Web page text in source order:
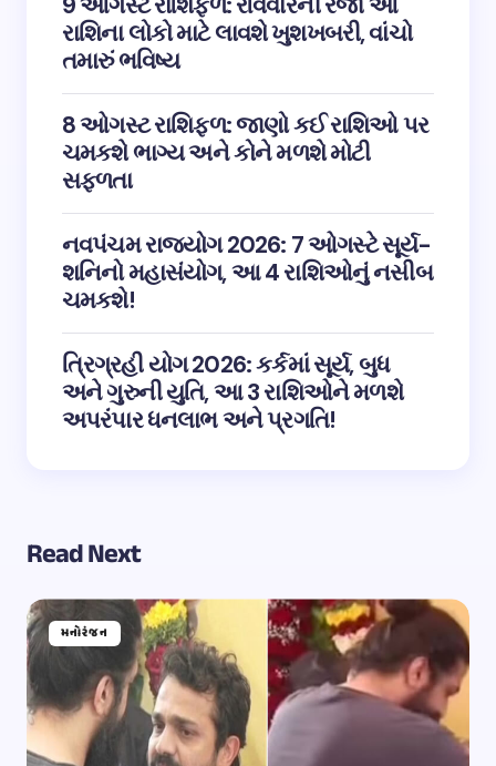
રાશિના લોકો માટે લાવશે ખુશખબરી, વાંચો
તમારું ભવિષ્ય
8 ઓગસ્ટ રાશિફળ: જાણો કઈ રાશિઓ પર
ચમકશે ભાગ્ય અને કોને મળશે મોટી
સફળતા
નવપંચમ રાજયોગ 2026: 7 ઓગસ્ટે સૂર્ય-
શનિનો મહાસંયોગ, આ 4 રાશિઓનું નસીબ
ચમકશે!
ત્રિગ્રહી યોગ 2026: કર્કમાં સૂર્ય, બુધ
અને ગુરુની યુતિ, આ 3 રાશિઓને મળશે
અપરંપાર ધનલાભ અને પ્રગતિ!
Read Next
મનોરંજન